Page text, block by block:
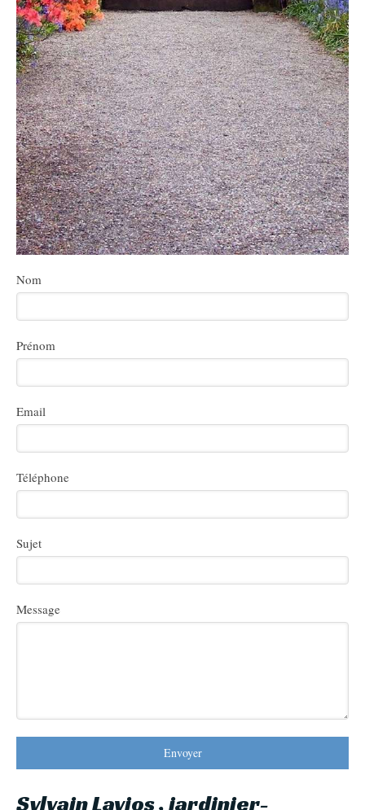
Nom
Prénom
Email
Téléphone
Sujet
Message
Envoyer
Sylvain Lavios , jardinier-